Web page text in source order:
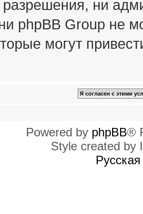
разрешения, ни
phpBB Group не
могут
Powered by phpBB®
Style created by